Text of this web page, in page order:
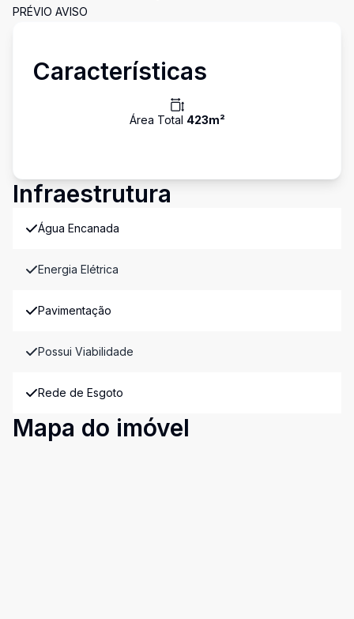
PRÉVIO AVISO
Características
Área Total 423m²
Infraestrutura
Água Encanada
Energia Elétrica
Pavimentação
Possui Viabilidade
Rede de Esgoto
Mapa do imóvel